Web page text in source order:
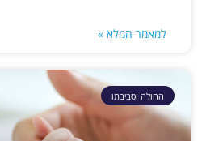
למאמר המלא »
החולה וסביבתו